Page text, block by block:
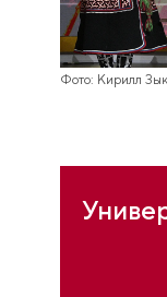
Фото: Кирилл